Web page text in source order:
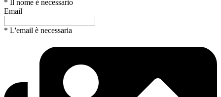
* Il nome è necessario
Email
* L'email è necessaria